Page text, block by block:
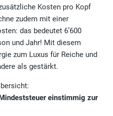
Kosten pro Kopf
zudem mit einer
das bedeutet 6’600
und Jahr! Mit diesem
zum Luxus für Reiche und
als gestärkt.
einstimmig zur